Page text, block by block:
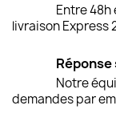
Entre 48h
livraison Express
Réponse
Notre
demandes par